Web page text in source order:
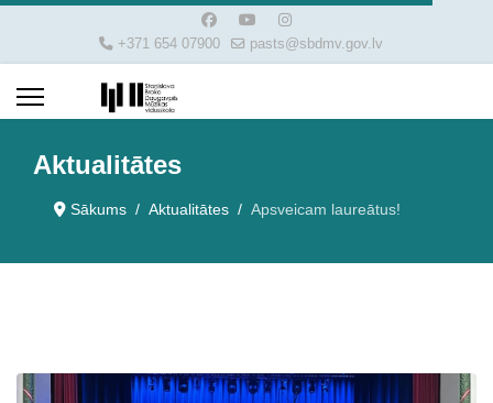
+371 654 07900 pasts@sbdmv.gov.lv
Aktualitātes
Sākums Aktualitātes Apsveicam laureātus!